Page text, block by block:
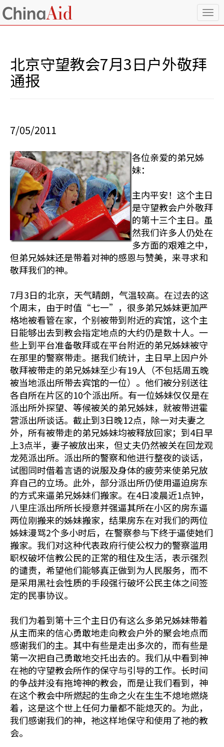
T
o
北京守望教会7月3日户外敬拜
通报
7/05/2011
各位亲爱的弟兄姊
妹：
主内平安！这个主日
是守望教会户外敬拜
的第十三个主日。虽
然我们许多人仍处在
多方面的艰难之中，
但弟兄姊妹还是带着对神的感恩与赞美，来寻求和
敬拜我们的神。
7月3日的北京，天气晴朗，气温较高。在过去的这
个周末，由于时值“七一”，很多弟兄姊妹更加严
格地被看管在家，个别被带到附近的宾馆，这个主
日能够出去到教会指定地点的大约仍是数十人。一
些上到平台准备敬拜或在平台附近的弟兄姊妹被守
在那里的警察带走。据我们统计，主日早上因户外
敬拜被带走的弟兄姊妹至少有19人（不包括周五晚
被当地派出所带去宾馆的一位）。他们被分别送往
各自所在片区的10个派出所。有一位姊妹仅仅是在
派出所外探望、等候被关的弟兄姊妹，就被带进霍
营派出所谈话。截止到3日晚12点，除一对夫妻之
外，所有被带走的弟兄姊妹均被释放回家；到4日早
上3点半，妻子被放出来，但丈夫仍然被关在回龙观
龙苑派出所。派出所的警察和他进行整夜的谈话，
试图同时借着言语的说服及身体的疲劳来使弟兄放
弃自己的立场。此外，部分派出所仍使用逼迫房东
的方式来逼弟兄姊妹们搬家。在4日凌晨近1点钟，
八里庄派出所所长授意并强逼其所在小区的房东逼
两位刚搬来的姊妹搬家，结果房东在对我们的两位
姊妹漫骂2个多小时后，在警察参与下终于逼使她们
搬家。我们对这种代表政府行使公权力的警察滥用
职权破坏信教公民的正常的租住及生活，表示强烈
的谴责，希望他们能够真正做到为人民服务，而不
是采用黑社会性质的手段强行破坏公民主体之间签
定的民事协议。
我们为着到第十三个主日仍有这么多弟兄姊妹带着
从主而来的信心勇敢地走向教会户外的聚会地点而
感谢我们的主。其中有些是走出多次的，而有些是
第一次把自己勇敢地交托出去的。我们从中看到神
在祂的守望教会所作的保守与引导的工作。长时间
的争战并没有拖垮神的教会，而是让我们看到，神
在这个教会中所燃起的生命之火在生生不熄地燃烧
着，这是这个世上任何力量都不能熄灭的。为此，
我们感谢我们的神，祂这样地保守和使用了祂的教
会。